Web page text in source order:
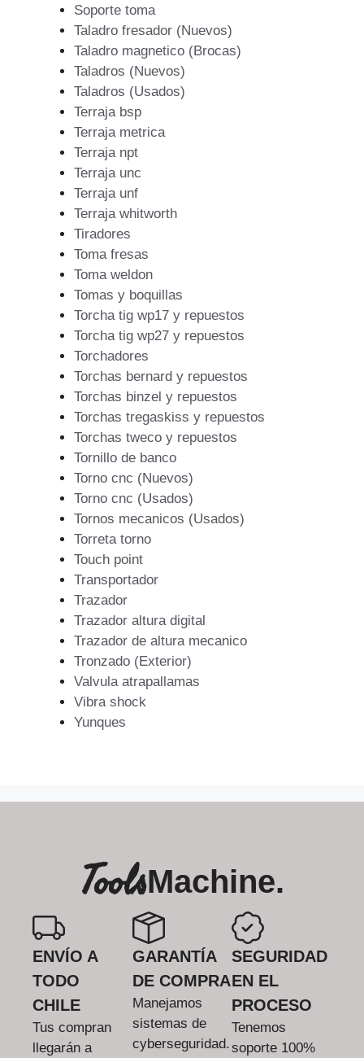
Soporte toma
Taladro fresador (Nuevos)
Taladro magnetico (Brocas)
Taladros (Nuevos)
Taladros (Usados)
Terraja bsp
Terraja metrica
Terraja npt
Terraja unc
Terraja unf
Terraja whitworth
Tiradores
Toma fresas
Toma weldon
Tomas y boquillas
Torcha tig wp17 y repuestos
Torcha tig wp27 y repuestos
Torchadores
Torchas bernard y repuestos
Torchas binzel y repuestos
Torchas tregaskiss y repuestos
Torchas tweco y repuestos
Tornillo de banco
Torno cnc (Nuevos)
Torno cnc (Usados)
Tornos mecanicos (Usados)
Torreta torno
Touch point
Transportador
Trazador
Trazador altura digital
Trazador de altura mecanico
Tronzado (Exterior)
Valvula atrapallamas
Vibra shock
Yunques
ToolsMachine.
ENVÍO A
TODO
CHILE
Tus compran
llegarán a
GARANTÍA
DE COMPRA
Manejamos
sistemas de
cyberseguridad.
SEGURIDAD
EN EL
PROCESO
Tenemos
soporte 100%